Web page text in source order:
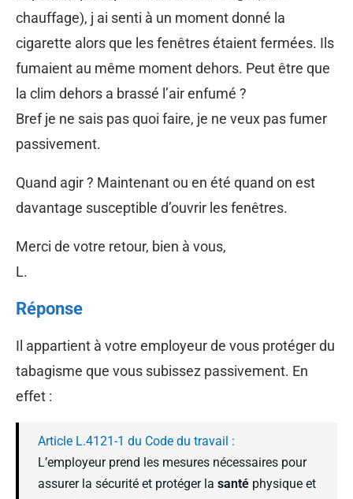
chauffage), j ai senti à un moment donné la
cigarette alors que les fenêtres étaient fermées. Ils
fumaient au même moment dehors. Peut être que
la clim dehors a brassé l’air enfumé ?
Bref je ne sais pas quoi faire, je ne veux pas fumer
passivement.
Quand agir ? Maintenant ou en été quand on est
davantage susceptible d’ouvrir les fenêtres.
Merci de votre retour, bien à vous,
L.
Réponse
Il appartient à votre employeur de vous protéger du
tabagisme que vous subissez passivement. En
effet :
Article L.4121-1 du Code du travail :
L’employeur prend les mesures nécessaires pour
assurer la sécurité et protéger la santé physique et